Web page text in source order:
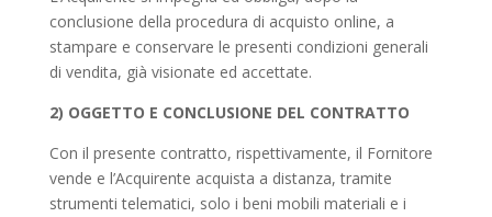
conclusione della procedura di acquisto online, a
stampare e conservare le presenti condizioni generali
di vendita, già visionate ed accettate.
2) OGGETTO E CONCLUSIONE DEL CONTRATTO
Con il presente contratto, rispettivamente, il Fornitore
vende e l’Acquirente acquista a distanza, tramite
strumenti telematici, solo i beni mobili materiali e i